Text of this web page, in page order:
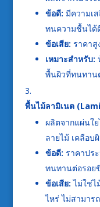
ข้อดี: มีความเ
ทนความชื้นได้
ข้อเสีย: ราคาสู
เหมาะสำหรับ:
พื้นผิวที่ทนทาน
พื้นไม้ลามิเนต
ผลิตจากแผ่นใ
ลายไม้ เคลือบ
ข้อดี: ราคาปร
ทนทานต่อรอย
ข้อเสีย: ไม่ใช่ไ
ไหร่ ไม่สามาร